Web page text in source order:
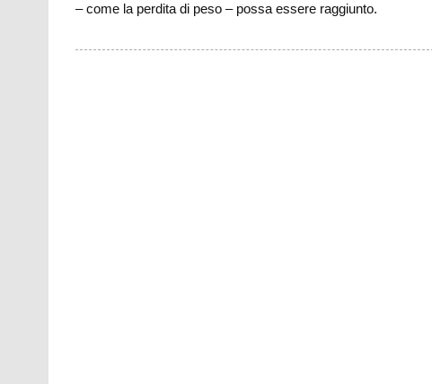
– come la perdita di peso – possa essere raggiunto.